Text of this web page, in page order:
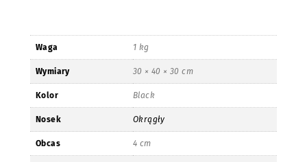
Waga 1 kg
Wymiary 30 × 40 × 30 cm
Kolor Black
Nosek Okrągły
Obcas 4 cm